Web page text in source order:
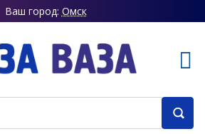
Ваш город: Омск